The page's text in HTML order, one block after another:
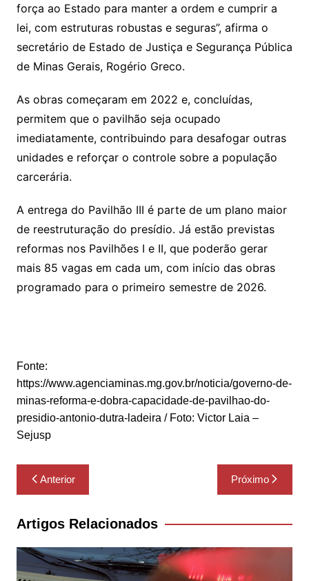
força ao Estado para manter a ordem e cumprir a
lei, com estruturas robustas e seguras”, afirma o
secretário de Estado de Justiça e Segurança Pública
de Minas Gerais, Rogério Greco.
As obras começaram em 2022 e, concluídas,
permitem que o pavilhão seja ocupado
imediatamente, contribuindo para desafogar outras
unidades e reforçar o controle sobre a população
carcerária.
A entrega do Pavilhão III é parte de um plano maior
de reestruturação do presídio. Já estão previstas
reformas nos Pavilhões I e II, que poderão gerar
mais 85 vagas em cada um, com início das obras
programado para o primeiro semestre de 2026.
Fonte:
https://www.agenciaminas.mg.gov.br/noticia/governo-de-
minas-reforma-e-dobra-capacidade-de-pavilhao-do-
presidio-antonio-dutra-ladeira / Foto: Victor Laia –
Sejusp
Navegação
de
Post
Anterior Próximo
Artigos Relacionados